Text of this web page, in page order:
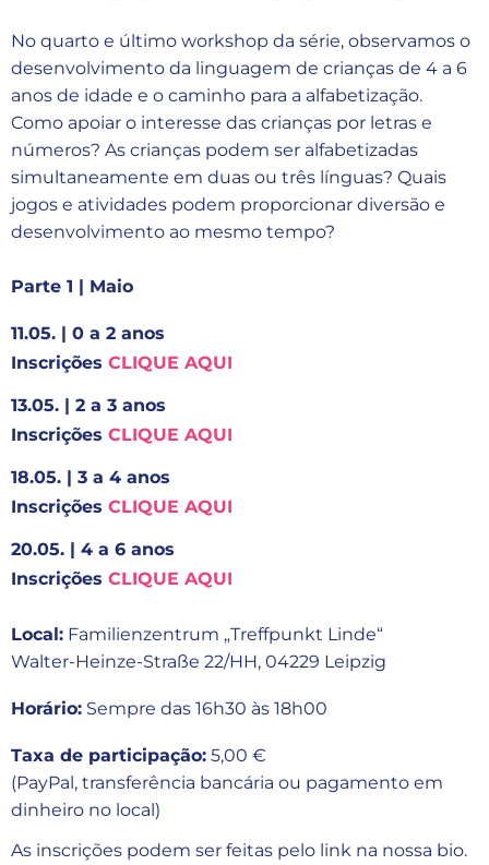
No quarto e último workshop da série, observamos o
desenvolvimento da linguagem de crianças de 4 a 6
anos de idade e o caminho para a alfabetização.
Como apoiar o interesse das crianças por letras e
números? As crianças podem ser alfabetizadas
simultaneamente em duas ou três línguas? Quais
jogos e atividades podem proporcionar diversão e
desenvolvimento ao mesmo tempo?
Parte 1 | Maio
11.05. | 0 a 2 anos
Inscrições CLIQUE AQUI
13.05. | 2 a 3 anos
Inscrições CLIQUE AQUI
18.05. | 3 a 4 anos
Inscrições CLIQUE AQUI
20.05. | 4 a 6 anos
Inscrições CLIQUE AQUI
Local: Familienzentrum „Treffpunkt Linde“
Walter-Heinze-Straße 22/HH, 04229 Leipzig
Horário: Sempre das 16h30 às 18h00
Taxa de participação: 5,00 €
(PayPal, transferência bancária ou pagamento em
dinheiro no local)
As inscrições podem ser feitas pelo link na nossa bio.